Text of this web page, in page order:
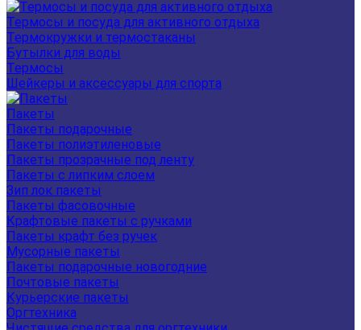
Термосы и посуда для активного отдыха
Термокружки и термостаканы
Бутылки для воды
Термосы
Шейкеры и аксессуары для спорта
Пакеты
Пакеты подарочные
Пакеты полиэтиленовые
Пакеты прозрачные под ленту
Пакеты с липким слоем
Зип лок пакеты
Пакеты фасовочные
Крафтовые пакеты с ручками
Пакеты крафт без ручек
Мусорные пакеты
Пакеты подарочные новогодние
Почтовые пакеты
Курьерские пакеты
Оргтехника